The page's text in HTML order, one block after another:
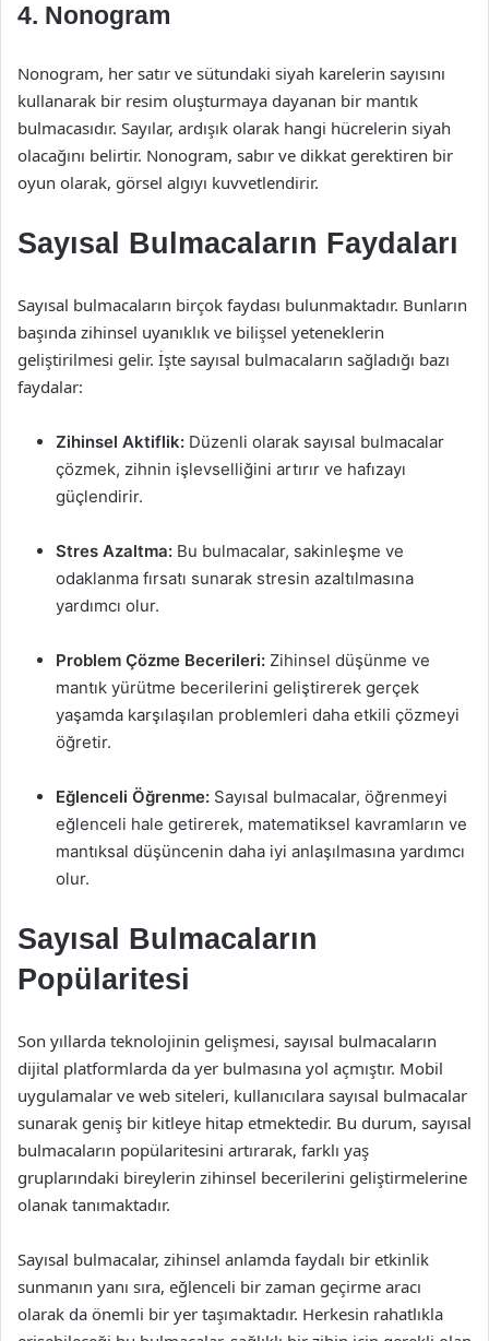
4. Nonogram
Nonogram, her satır ve sütundaki siyah karelerin sayısını
kullanarak bir resim oluşturmaya dayanan bir mantık
bulmacasıdır. Sayılar, ardışık olarak hangi hücrelerin siyah
olacağını belirtir. Nonogram, sabır ve dikkat gerektiren bir
oyun olarak, görsel algıyı kuvvetlendirir.
Sayısal Bulmacaların Faydaları
Sayısal bulmacaların birçok faydası bulunmaktadır. Bunların
başında zihinsel uyanıklık ve bilişsel yeteneklerin
geliştirilmesi gelir. İşte sayısal bulmacaların sağladığı bazı
faydalar:
Zihinsel Aktiflik: Düzenli olarak sayısal bulmacalar
çözmek, zihnin işlevselliğini artırır ve hafızayı
güçlendirir.
Stres Azaltma: Bu bulmacalar, sakinleşme ve
odaklanma fırsatı sunarak stresin azaltılmasına
yardımcı olur.
Problem Çözme Becerileri: Zihinsel düşünme ve
mantık yürütme becerilerini geliştirerek gerçek
yaşamda karşılaşılan problemleri daha etkili çözmeyi
öğretir.
Eğlenceli Öğrenme: Sayısal bulmacalar, öğrenmeyi
eğlenceli hale getirerek, matematiksel kavramların ve
mantıksal düşüncenin daha iyi anlaşılmasına yardımcı
olur.
Sayısal Bulmacaların
Popülaritesi
Son yıllarda teknolojinin gelişmesi, sayısal bulmacaların
dijital platformlarda da yer bulmasına yol açmıştır. Mobil
uygulamalar ve web siteleri, kullanıcılara sayısal bulmacalar
sunarak geniş bir kitleye hitap etmektedir. Bu durum, sayısal
bulmacaların popülaritesini artırarak, farklı yaş
gruplarındaki bireylerin zihinsel becerilerini geliştirmelerine
olanak tanımaktadır.
Sayısal bulmacalar, zihinsel anlamda faydalı bir etkinlik
sunmanın yanı sıra, eğlenceli bir zaman geçirme aracı
olarak da önemli bir yer taşımaktadır. Herkesin rahatlıkla